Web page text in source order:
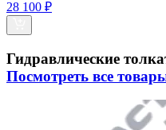
28 100 ₽
Гидравлические
Посмотреть все